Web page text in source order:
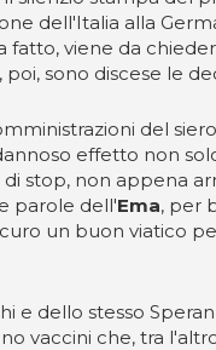
dell'Italia alla
viene da
sono discese le
del
effetto non
stop, non appena
parole dell'Ema, per
un buon viatico
dello stesso
vaccini che, tra